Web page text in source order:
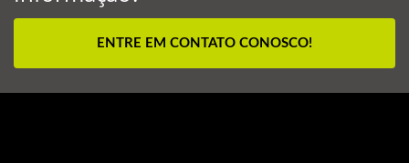
ENTRE EM CONTATO CONOSCO!